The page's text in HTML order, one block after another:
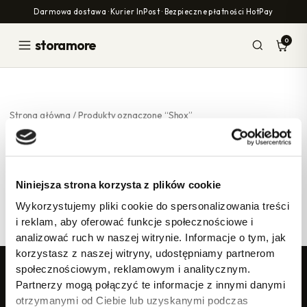
Niniejsza strona korzysta z plików cookie
Wykorzystujemy pliki cookie do spersonalizowania treści
i reklam, aby oferować funkcje społecznościowe i
analizować ruch w naszej witrynie. Informacje o tym, jak
korzystasz z naszej witryny, udostępniamy partnerom
społecznościowym, reklamowym i analitycznym.
Partnerzy mogą połączyć te informacje z innymi danymi
otrzymanymi od Ciebie lub uzyskanymi podczas
do
treści
Darmowa dostawa · Kurier InPost · Bezpieczne płatności HotPay
storamore 0
Strona główna / Produkty oznaczone “Shox”
Nie znaleziono produktów, których szukasz.
storamore